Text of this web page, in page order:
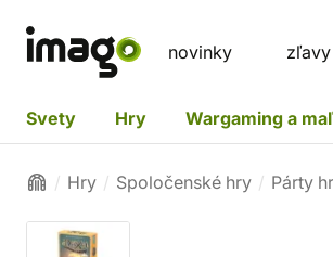
novinky zľavy
Svety Hry Wargaming a
Hry Spoločenské hry Párty